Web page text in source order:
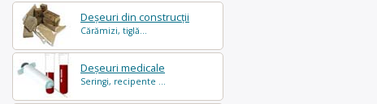
Deșeuri din construcții
Cărămizi, tiglă...
Deșeuri medicale
Seringi, recipente ...